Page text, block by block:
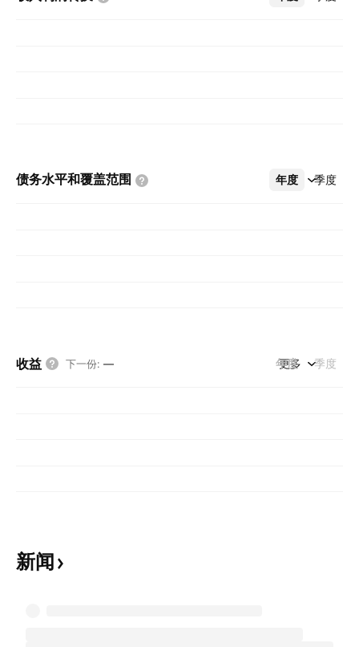
债务水平和覆盖范围 年度 季度
更多
收益 下一份: — 年度 季度
更多
新闻